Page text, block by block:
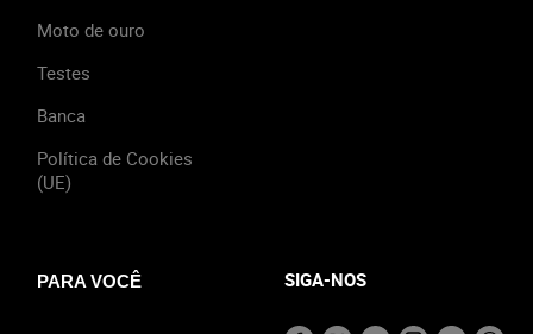
Moto de ouro
Testes
Banca
Política de Cookies
(UE)
PARA VOCÊ SIGA-NOS